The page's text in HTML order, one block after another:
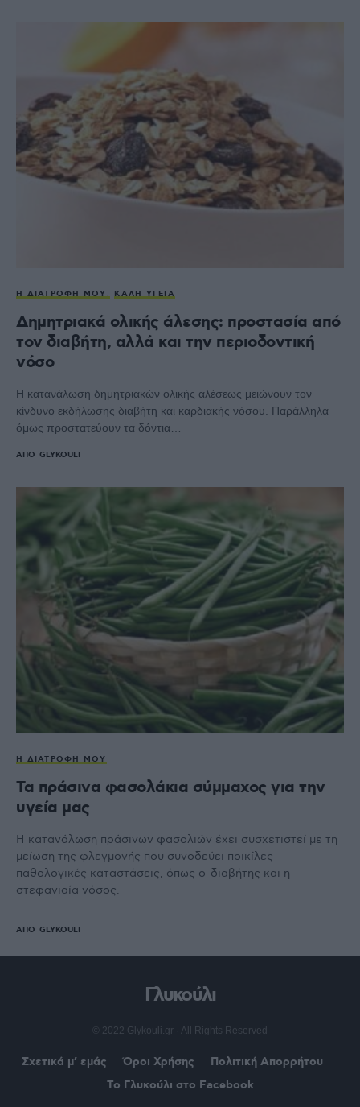
Η ΔΙΑΤΡΟΦΉ ΜΟΥ ΚΑΛΉ ΥΓΕΊΑ
Δημητριακά ολικής άλεσης: προστασία από
τον διαβήτη, αλλά και την περιοδοντική
νόσο
Η κατανάλωση δημητριακών ολικής αλέσεως μειώνουν τον
κίνδυνο εκδήλωσης διαβήτη και καρδιακής νόσου. Παράλληλα
όμως προστατεύουν τα δόντια…
ΑΠΌ GLYKOULI
Η ΔΙΑΤΡΟΦΉ ΜΟΥ
Τα πράσινα φασολάκια σύμμαχος για την
υγεία μας
H κατανάλωση πράσινων φασολιών έχει συσχετιστεί με τη
μείωση της φλεγμονής που συνοδεύει ποικίλες
παθολογικές καταστάσεις, όπως o διαβήτης και η
στεφανιαία νόσος.
ΑΠΌ GLYKOULI
Γλυκούλι
© 2022 Glykouli.gr · All Rights Reserved
Σχετικά μ’ εμάς Όροι Χρήσης
Πολιτική Απορρήτου
Το Γλυκούλι στο Facebook